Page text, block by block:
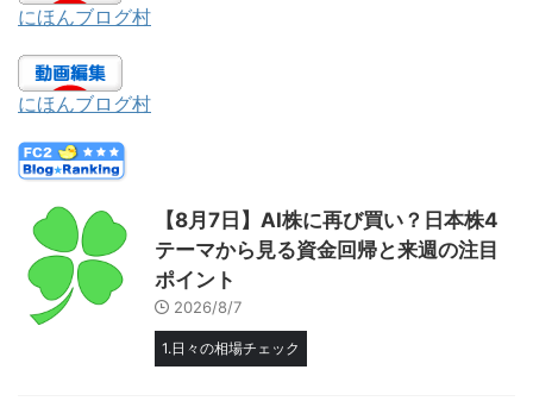
にほんブログ村
にほんブログ村
【8月7日】AI株に再び買い？日本株4
テーマから見る資金回帰と来週の注目
ポイント
2026/8/7
1.日々の相場チェック